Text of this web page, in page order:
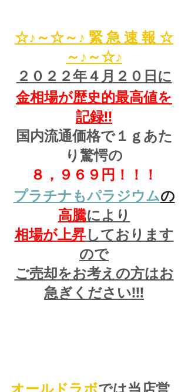
☆♪～☆～♪ 緊 急 速 報 ☆
～♪～☆♪
２０２２年４月２０日に
金相場が歴史的最高値を
記録!!
国内流通価格で１ｇあた
り驚愕の
８，９６９円！！！
プラチナもパラジウムの
高騰により
相場が上昇しております
ので
ご売却をお考えの方はお
急ぎください!!!